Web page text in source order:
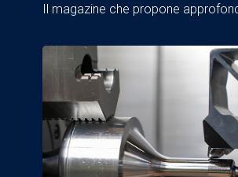
Il magazine che propone